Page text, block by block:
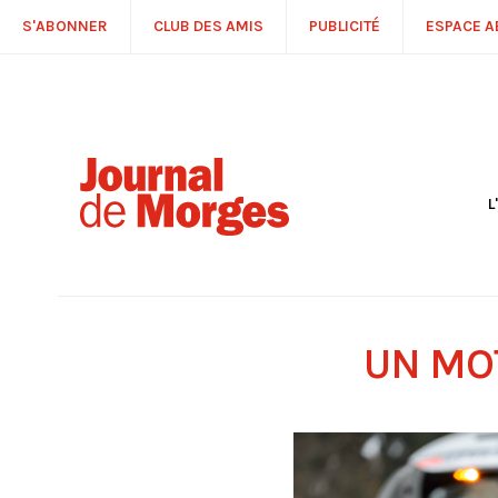
S'ABONNER CLUB DES AMIS PUBLICITÉ ESPACE
UN